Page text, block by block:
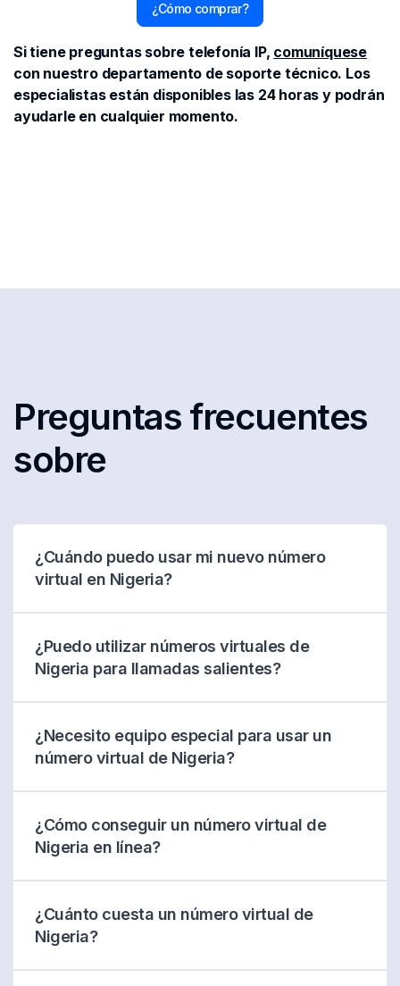
¿Cómo comprar?
Si tiene preguntas sobre telefonía IP, comuníquese
con nuestro departamento de soporte técnico. Los
especialistas están disponibles las 24 horas y podrán
ayudarle en cualquier momento.
Preguntas frecuentes
sobre
¿Cuándo puedo usar mi nuevo número
virtual en Nigeria?
¿Puedo utilizar números virtuales de
Nigeria para llamadas salientes?
¿Necesito equipo especial para usar un
número virtual de Nigeria?
¿Cómo conseguir un número virtual de
Nigeria en línea?
¿Cuánto cuesta un número virtual de
Nigeria?